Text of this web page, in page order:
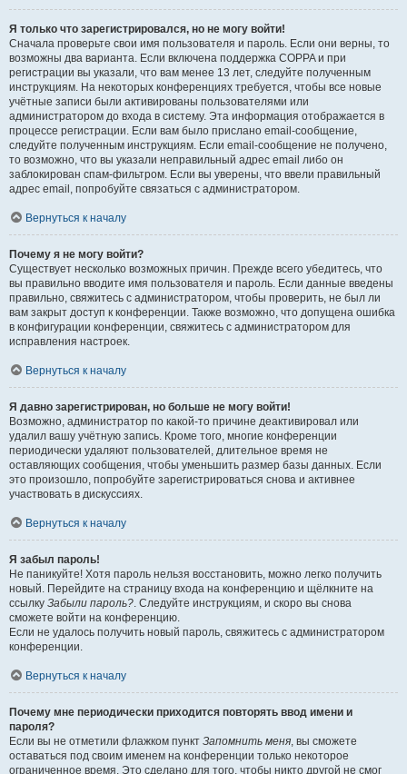
Я только что зарегистрировался, но не могу войти!
Сначала проверьте свои имя пользователя и пароль. Если они верны, то
возможны два варианта. Если включена поддержка COPPA и при
регистрации вы указали, что вам менее 13 лет, следуйте полученным
инструкциям. На некоторых конференциях требуется, чтобы все новые
учётные записи были активированы пользователями или
администратором до входа в систему. Эта информация отображается в
процессе регистрации. Если вам было прислано email-сообщение,
следуйте полученным инструкциям. Если email-сообщение не получено,
то возможно, что вы указали неправильный адрес email либо он
заблокирован спам-фильтром. Если вы уверены, что ввели правильный
адрес email, попробуйте связаться с администратором.
Вернуться к началу
Почему я не могу войти?
Существует несколько возможных причин. Прежде всего убедитесь, что
вы правильно вводите имя пользователя и пароль. Если данные введены
правильно, свяжитесь с администратором, чтобы проверить, не был ли
вам закрыт доступ к конференции. Также возможно, что допущена ошибка
в конфигурации конференции, свяжитесь с администратором для
исправления настроек.
Вернуться к началу
Я давно зарегистрирован, но больше не могу войти!
Возможно, администратор по какой-то причине деактивировал или
удалил вашу учётную запись. Кроме того, многие конференции
периодически удаляют пользователей, длительное время не
оставляющих сообщения, чтобы уменьшить размер базы данных. Если
это произошло, попробуйте зарегистрироваться снова и активнее
участвовать в дискуссиях.
Вернуться к началу
Я забыл пароль!
Не паникуйте! Хотя пароль нельзя восстановить, можно легко получить
новый. Перейдите на страницу входа на конференцию и щёлкните на
ссылку Забыли пароль?. Следуйте инструкциям, и скоро вы снова
сможете войти на конференцию.
Если не удалось получить новый пароль, свяжитесь с администратором
конференции.
Вернуться к началу
Почему мне периодически приходится повторять ввод имени и
пароля?
Если вы не отметили флажком пункт Запомнить меня, вы сможете
оставаться под своим именем на конференции только некоторое
ограниченное время. Это сделано для того, чтобы никто другой не смог